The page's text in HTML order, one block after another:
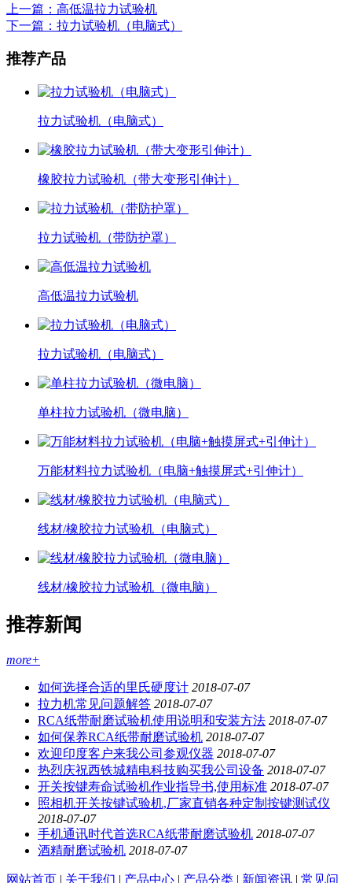
上一篇 ：高低温拉力试验机
下一篇 ：拉力试验机（电脑式）
推荐产品
拉力试验机（电脑式）
橡胶拉力试验机（带大变形引伸计）
拉力试验机（带防护罩）
高低温拉力试验机
拉力试验机（电脑式）
单柱拉力试验机（微电脑）
万能材料拉力试验机（电脑+触摸屏式+引伸计）
线材/橡胶拉力试验机（电脑式）
线材/橡胶拉力试验机（微电脑）
推荐新闻
more+
如何选择合适的里氏硬度计 2018-07-07
拉力机常见问题解答 2018-07-07
RCA纸带耐磨试验机使用说明和安装方法 2018-07-07
如何保养RCA纸带耐磨试验机 2018-07-07
欢迎印度客户来我公司参观仪器 2018-07-07
热烈庆祝西铁城精电科技购买我公司设备 2018-07-07
开关按键寿命试验机作业指导书,使用标准 2018-07-07
照相机开关按键试验机,厂家直销各种定制按键测试仪
2018-07-07
手机通讯时代首选RCA纸带耐磨试验机 2018-07-07
酒精耐磨试验机 2018-07-07
网站首页 | 关于我们 | 产品中心 | 产品分类 | 新闻资讯 | 常见问